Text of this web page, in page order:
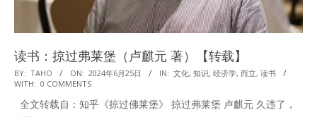
读书：掠过弗莱堡（卢麒元 著）【转载】
2024-
06-
25
BY: TAHO ON: 2024年6月25日 IN: 文化, 知识, 经济学, 而立, 读书
WITH: 0 COMMENTS
全文转载自：知乎《掠过佛莱堡》 掠过弗莱堡 卢麒元 久违了，